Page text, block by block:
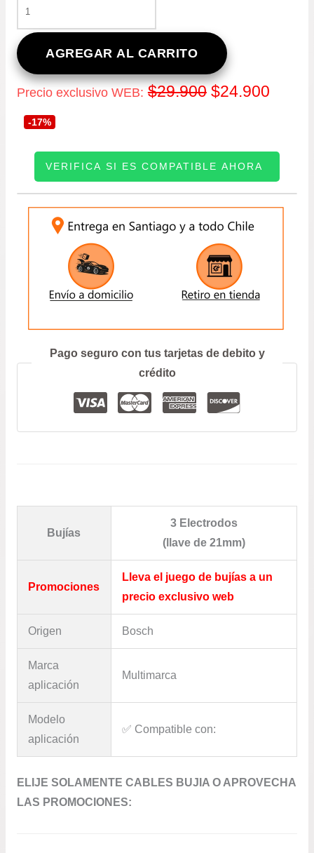
DE
BUJÍAS
BOSCH
BUR5ETB
10
ELECTRODOS
CANTIDAD
AGREGAR AL CARRITO
Precio exclusivo WEB: $29.900 El
original
era:
$29.900.
$24.900El
actual
es:
-17%
VERIFICA SI ES COMPATIBLE AHORA
Pago seguro con tus tarjetas de debito y
crédito
Bujías
3 Electrodos
(llave de 21mm)
Promociones
Lleva el juego de bujías a un
precio exclusivo web
Origen Bosch
Marca
aplicación
Multimarca
Modelo
aplicación
✅​ Compatible con:
ELIJE SOLAMENTE CABLES BUJIA O APROVECHA
LAS PROMOCIONES: